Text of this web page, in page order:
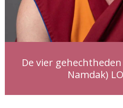
De vier
Namdak)